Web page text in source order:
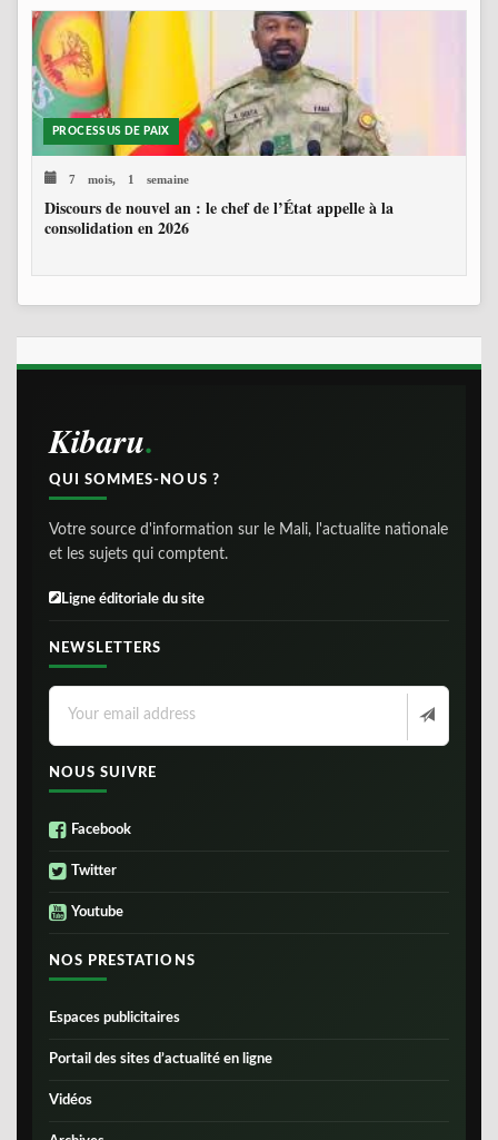
PROCESSUS DE PAIX
7 mois, 1 semaine
Discours de nouvel an : le chef de l’État appelle à la
consolidation en 2026
Kibaru
QUI SOMMES-NOUS ?
Votre source d'information sur le Mali, l'actualite nationale
et les sujets qui comptent.
Ligne éditoriale du site
NEWSLETTERS
NOUS SUIVRE
Facebook
Twitter
Youtube
NOS PRESTATIONS
Espaces publicitaires
Portail des sites d’actualité en ligne
Vidéos